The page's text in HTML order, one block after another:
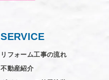
SERVICE
リフォーム工事の流れ
不動産紹介